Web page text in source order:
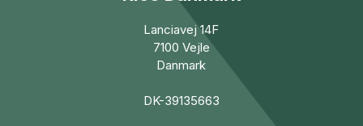
Lanciavej 14F
7100 Vejle
Danmark
DK-39135663